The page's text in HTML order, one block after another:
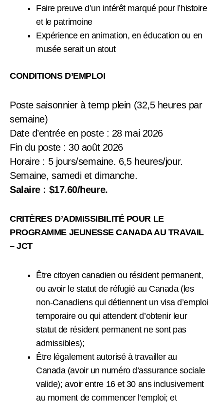
Faire preuve d’un intérêt marqué pour l’histoire
et le patrimoine
Expérience en animation, en éducation ou en
musée serait un atout
CONDITIONS D’EMPLOI
Poste saisonnier à temp plein (32,5 heures par
semaine)
Date d’entrée en poste : 28 mai 2026
Fin du poste : 30 août 2026
Horaire : 5 jours/semaine. 6,5 heures/jour.
Semaine, samedi et dimanche.
Salaire : $17.60/heure.
CRITÈRES D’ADMISSIBILITÉ POUR LE
PROGRAMME JEUNESSE CANADA AU TRAVAIL
– JCT
Être citoyen canadien ou résident permanent,
ou avoir le statut de réfugié au Canada (les
non-Canadiens qui détiennent un visa d’emploi
temporaire ou qui attendent d’obtenir leur
statut de résident permanent ne sont pas
admissibles);
Être légalement autorisé à travailler au
Canada (avoir un numéro d’assurance sociale
valide); avoir entre 16 et 30 ans inclusivement
au moment de commencer l’emploi; et